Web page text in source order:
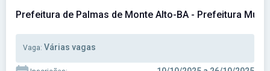
Prefeitura de Palmas de Monte Alto-BA - Prefeitura
Vaga: Várias vagas